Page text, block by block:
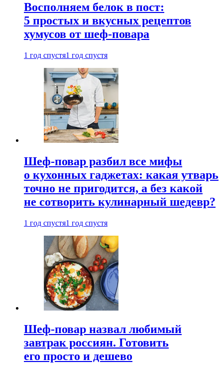
Восполняем белок в пост:
5 простых и вкусных рецептов
хумусов от шеф-повара
1 год спустя1 год спустя
Шеф-повар разбил все мифы
о кухонных гаджетах: какая утварь
точно не пригодится, а без какой
не сотворить кулинарный шедевр?
1 год спустя1 год спустя
Шеф-повар назвал любимый
завтрак россиян. Готовить
его просто и дешево